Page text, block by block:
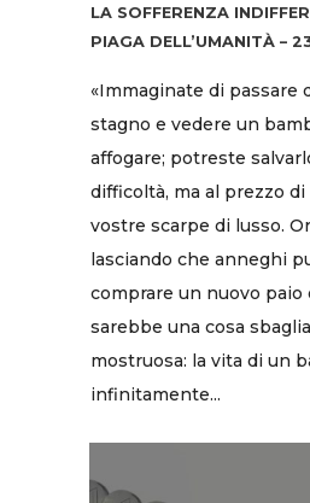
LA SOFFERENZA
PIAGA DELL’UMANITÀ –
«Immaginate di passare
stagno e vedere un
affogare; potreste
difficoltà, ma al prezzo
vostre scarpe di lusso.
lasciando che anneghi
comprare un nuovo paio
sarebbe una cosa
mostruosa: la vita di un
infinitamente...